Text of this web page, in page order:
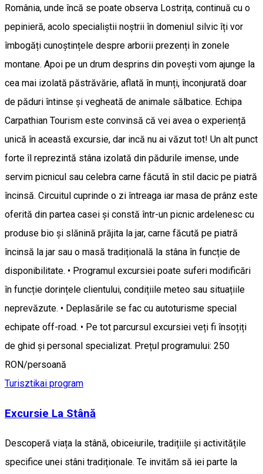
România, unde încă se poate observa Lostrița, continuă cu o
pepinieră, acolo specialiștii noștrii în domeniul silvic îți vor
îmbogăți cunoștințele despre arborii prezenți în zonele
montane. Apoi pe un drum desprins din povești vom ajunge la
cea mai izolată păstrăvărie, aflată în munți, înconjurată doar
de păduri întinse și vegheată de animale sălbatice. Echipa
Carpathian Tourism este convinsă că vei avea o experiență
unică în această excursie, dar incă nu ai văzut tot! Un alt punct
forte îl reprezintă stâna izolată din pădurile imense, unde
servim picnicul sau celebra carne făcută în stil dacic pe piatră
încinsă. Circuitul cuprinde o zi întreaga iar masa de prânz este
oferită din partea casei și constă într-un picnic ardelenesc cu
produse bio și slănină prăjita la jar, carne făcută pe piatră
încinsă la jar sau o masă tradițională la stâna în funcție de
disponibilitate. • Programul excursiei poate suferi modificări
în funcție dorințele clientului, condițiile meteo sau situațiile
neprevăzute. • Deplasările se fac cu autoturisme special
echipate off-road. • Pe tot parcursul excursiei veți fi însoțiți
de ghid și personal specializat. Prețul programului: 250
RON/persoană
Turisztikai program
Excursie La Stână
Descoperă viața la stână, obiceiurile, tradițiile și activitățile
specifice unei stâni tradiționale. Te invităm să iei parte la